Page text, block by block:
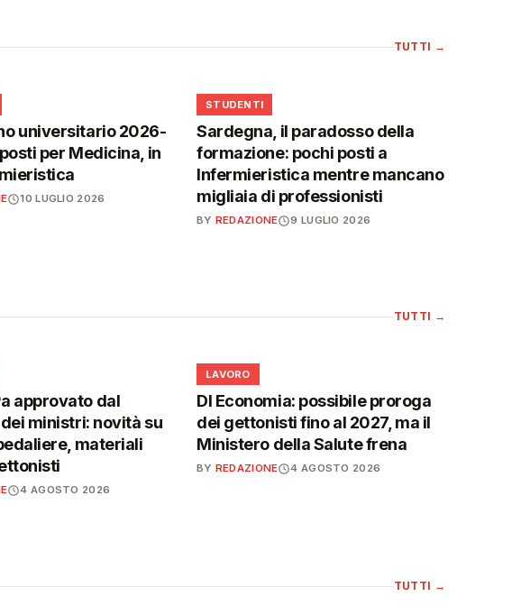
TUTTI →
universitario 2026-
per Medicina, in
10 LUGLIO 2026
🎓
STUDENTI
Sardegna, il paradosso della
formazione: pochi posti a
Infermieristica mentre mancano
migliaia di professionisti
BY REDAZIONE 9 LUGLIO 2026
TUTTI →
approvato dal
ministri: novità su
materiali
4 AGOSTO 2026
💼
LAVORO
Dl Economia: possibile proroga
dei gettonisti fino al 2027, ma il
Ministero della Salute frena
BY REDAZIONE 4 AGOSTO 2026
TUTTI →